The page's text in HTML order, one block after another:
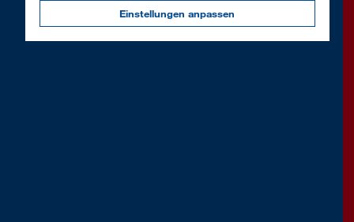
Einstellungen anpassen